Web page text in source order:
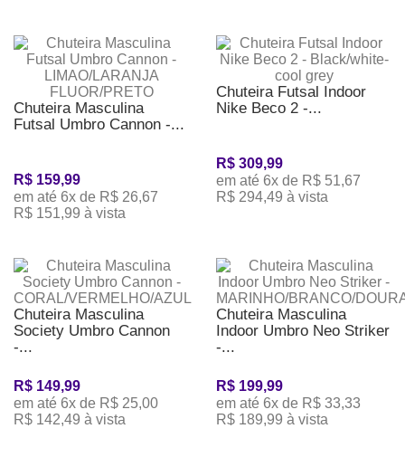
Chuteira Masculina
Futsal Umbro Cannon -...
R$ 159,99
em até 6x de R$ 26,67
R$ 151,99 à vista
Chuteira Futsal Indoor
Nike Beco 2 -...
R$ 309,99
em até 6x de R$ 51,67
R$ 294,49 à vista
Chuteira Masculina
Society Umbro Cannon
-...
R$ 149,99
em até 6x de R$ 25,00
R$ 142,49 à vista
Chuteira Masculina
Indoor Umbro Neo Striker
-...
R$ 199,99
em até 6x de R$ 33,33
R$ 189,99 à vista